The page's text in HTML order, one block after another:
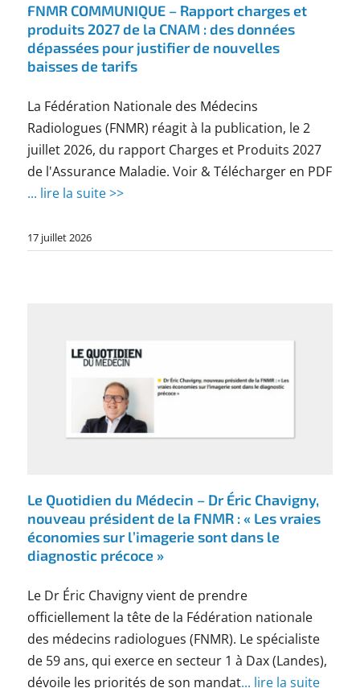
FNMR COMMUNIQUE – Rapport charges et
produits 2027 de la CNAM : des données
dépassées pour justifier de nouvelles
baisses de tarifs
La Fédération Nationale des Médecins
Radiologues (FNMR) réagit à la publication, le 2
juillet 2026, du rapport Charges et Produits 2027
de l'Assurance Maladie. Voir & Télécharger en PDF
... lire la suite >>
17 juillet 2026
Le Quotidien du Médecin – Dr Éric Chavigny,
nouveau président de la FNMR : « Les vraies
économies sur l’imagerie sont dans le
diagnostic précoce »
Le Dr Éric Chavigny vient de prendre
officiellement la tête de la Fédération nationale
des médecins radiologues (FNMR). Le spécialiste
de 59 ans, qui exerce en secteur 1 à Dax (Landes),
dévoile les priorités de son mandat... lire la suite